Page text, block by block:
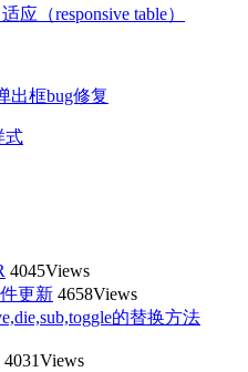
（responsive table）
出框bug修复
式
4045Views
更新 4658Views
的替换方法
4031Views